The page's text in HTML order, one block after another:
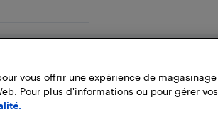
vous offrir une expérience de magasinage
Pour plus d'informations ou pour gérer vos